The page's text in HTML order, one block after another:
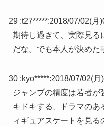
29 :t27*****:2018/07/02(月
期待し過ぎて、実際見る
だな。でも本人が決めた
30 :kyo*****:2018/07/02(月
ジャンプの精度は若者が
キドキする、ドラマのあ
ィギュアスケートを見る